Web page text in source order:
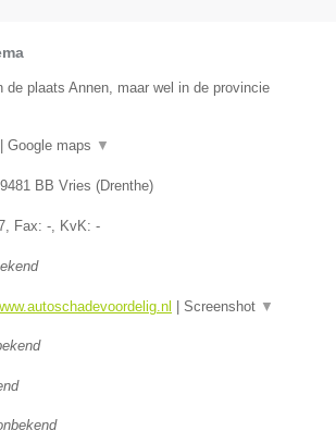
de plaats Annen, maar wel in de provincie
Google maps ▼
9481 BB Vries (Drenthe)
, Fax: -, KvK: -
Screenshot ▼